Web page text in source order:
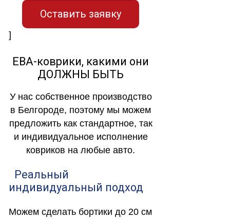
Оставить заявку
]
ЕВА-коврики, какими они
ДОЛЖНЫ БЫТЬ
У нас собственное производство
в Белгороде, поэтому мы можем
предложить как стандартное, так
и индивидуальное исполнение
ковриков на любые авто.
Реальный
индивидуальный подход
Можем сделать бортики до 20 см